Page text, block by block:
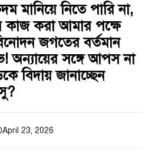
মানিয়ে নিতে পারি না,
কাজ করা আমার পক্ষে
জগতের বর্তমান
অন্যায়ের সঙ্গে আপস না
বিদায় জানাচ্ছেন
April 23, 2026